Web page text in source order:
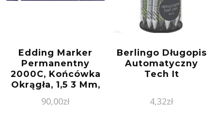
Edding Marker
Permanentny
2000C, Końcówka
Okrągła, 1,5 3 Mm,
(48175)
90,00zł
Berlingo Długopis
Automatyczny
Tech It
4,32zł